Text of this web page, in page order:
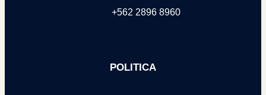
+562 2896 8960
POLITICA